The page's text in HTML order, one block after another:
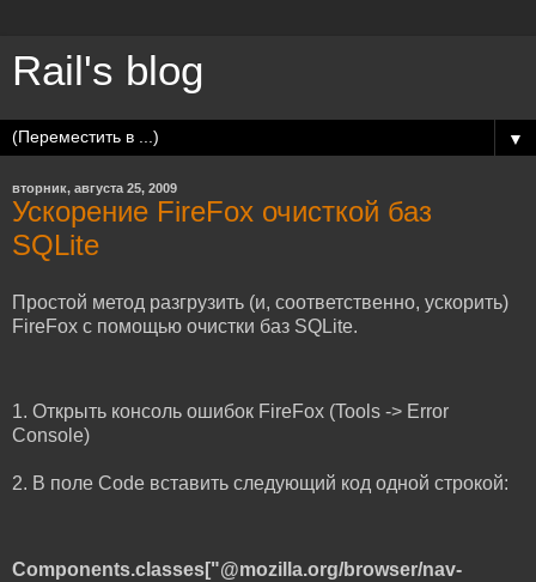
Rail's blog
▼
вторник, августа 25, 2009
Ускорение FireFox очисткой баз
SQLite
Простой метод разгрузить (и, соответственно, ускорить)
FireFox с помощью очистки баз SQLite.
1. Открыть консоль ошибок FireFox (Tools -> Error
Console)
2. В поле Code вставить следующий код одной строкой:
Components.classes["@mozilla.org/browser/nav-